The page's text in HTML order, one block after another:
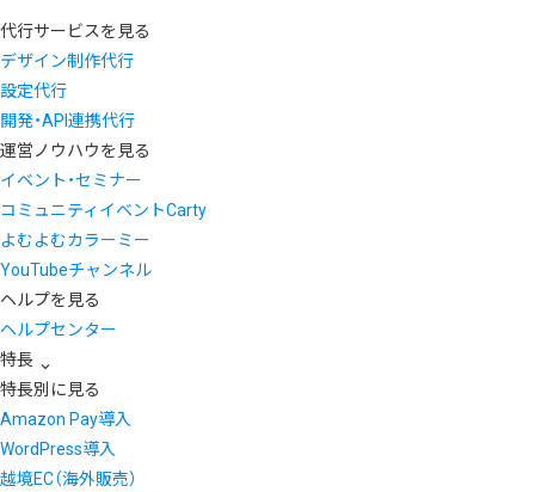
代行サービスを見る
デザイン制作代行
設定代行
開発・API連携代行
運営ノウハウを見る
イベント・セミナー
コミュニティイベントCarty
よむよむカラーミー
YouTubeチャンネル
ヘルプを見る
ヘルプセンター
特長
特長別に見る
Amazon Pay導入
WordPress導入
越境EC（海外販売）